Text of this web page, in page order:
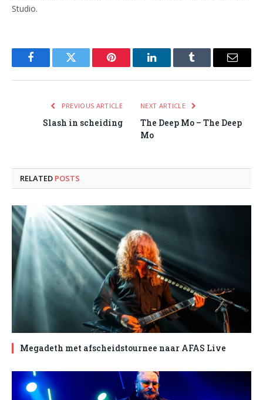
Studio.
FacebookTwitter Pinterest LinkedInTumblr Email
PREVIOUS ARTICLE
Slash in scheiding
NEXT ARTICLE
The Deep Mo – The Deep
Mo
RELATED POSTS
Megadeth met afscheidstournee naar AFAS Live